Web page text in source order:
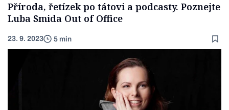
Příroda, řetízek po tátovi a podcasty. Poznejte
Luba Smida Out of Office
23. 9. 2023 5 min